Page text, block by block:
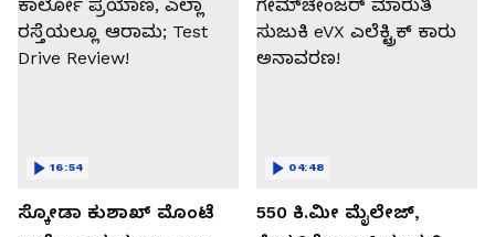
ಸ್ಕೋಡಾ ಕುಶಾಖ್ ಮೊಂಟೆ
16:54
550 ಕಿ.ಮೀ ಮೈಲೇಜ್,
04:48